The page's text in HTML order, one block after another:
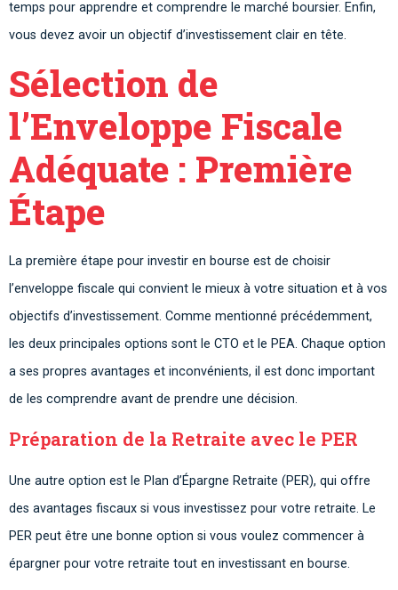
temps pour apprendre et comprendre le marché boursier. Enfin,
vous devez avoir un objectif d’investissement clair en tête.
Sélection de
l’Enveloppe Fiscale
Adéquate : Première
Étape
La première étape pour investir en bourse est de choisir
l’enveloppe fiscale qui convient le mieux à votre situation et à vos
objectifs d’investissement. Comme mentionné précédemment,
les deux principales options sont le CTO et le PEA. Chaque option
a ses propres avantages et inconvénients, il est donc important
de les comprendre avant de prendre une décision.
Préparation de la Retraite avec le PER
Une autre option est le Plan d’Épargne Retraite (PER), qui offre
des avantages fiscaux si vous investissez pour votre retraite. Le
PER peut être une bonne option si vous voulez commencer à
épargner pour votre retraite tout en investissant en bourse.